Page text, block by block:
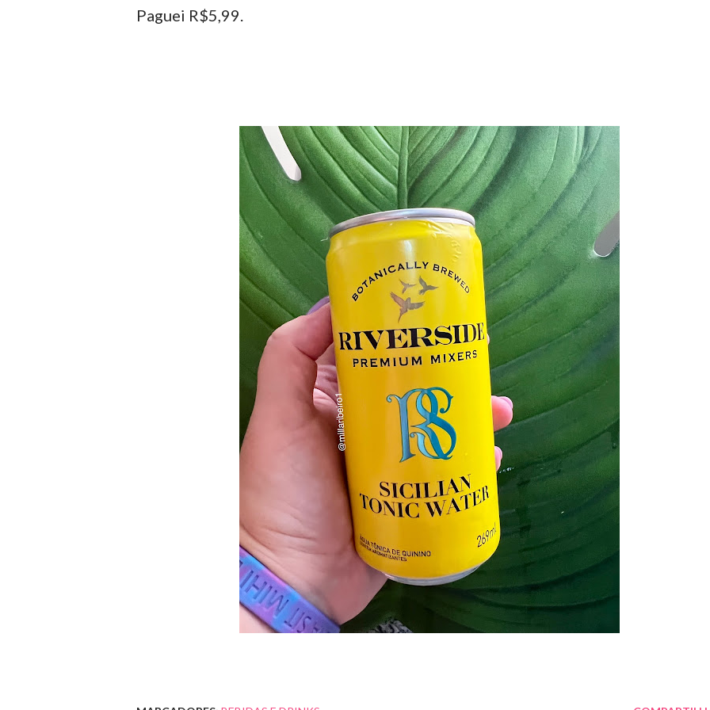
Paguei R$5,99.